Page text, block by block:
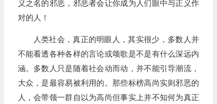
义之名的邪恶，邪恶者会让你成为人们眼中与正义作
对的人！
人类社会，真正的明眼人，其实很少，多数人并
不能看透各种各样的言论或颂歌是不是有什么深远内
涵。多数人只是随着社会动而动，并不能引导潮流，
大众，是最容易被利用的。那些标榜高尚实则邪恶的
人，会带领一群自以为高尚但事实上并不知何为真正